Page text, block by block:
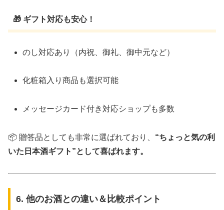
🎁 ギフト対応も安心！
のし対応あり（内祝、御礼、御中元など）
化粧箱入り商品も選択可能
メッセージカード付き対応ショップも多数
📦 贈答品としても非常に選ばれており、 “ちょっと気の利
いた日本酒ギフト”として喜ばれます。
6. 他のお酒との違い＆比較ポイント